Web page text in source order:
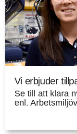
Vi erbjuder
Se till att klara
enl.